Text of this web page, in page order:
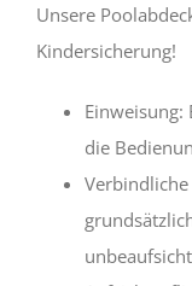
Unsere
Kindersicherung!
die